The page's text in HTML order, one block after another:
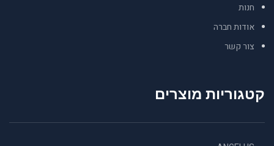
חנות
אודות חברה
צור קשר
קטגוריות מוצרים